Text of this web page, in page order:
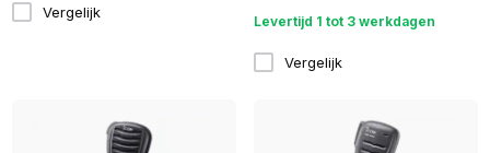
Vergelijk
Levertijd 1 tot 3 werkdagen
Vergelijk